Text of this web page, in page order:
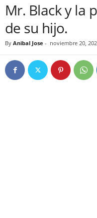
Mr. Black y la
de su hijo.
By Anibal Jose - noviembre 20,